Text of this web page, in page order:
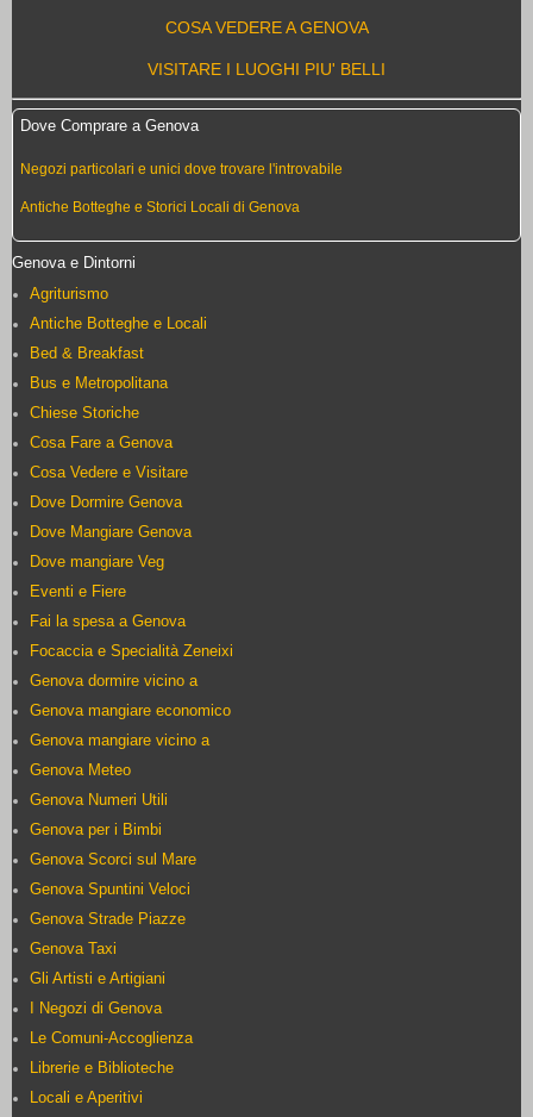
COSA VEDERE A GENOVA
VISITARE I LUOGHI PIU' BELLI
Dove Comprare a Genova
Negozi particolari e unici dove trovare l'introvabile
Antiche Botteghe e Storici Locali di Genova
Genova e Dintorni
Agriturismo
Antiche Botteghe e Locali
Bed & Breakfast
Bus e Metropolitana
Chiese Storiche
Cosa Fare a Genova
Cosa Vedere e Visitare
Dove Dormire Genova
Dove Mangiare Genova
Dove mangiare Veg
Eventi e Fiere
Fai la spesa a Genova
Focaccia e Specialità Zeneixi
Genova dormire vicino a
Genova mangiare economico
Genova mangiare vicino a
Genova Meteo
Genova Numeri Utili
Genova per i Bimbi
Genova Scorci sul Mare
Genova Spuntini Veloci
Genova Strade Piazze
Genova Taxi
Gli Artisti e Artigiani
I Negozi di Genova
Le Comuni-Accoglienza
Librerie e Biblioteche
Locali e Aperitivi